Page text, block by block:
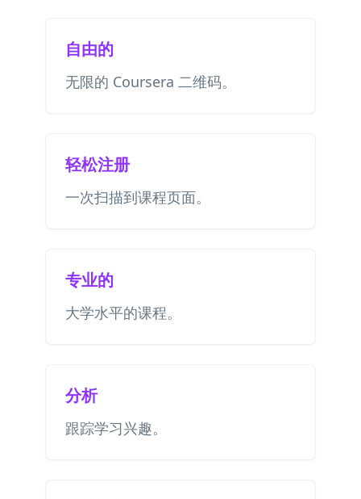
自由的
无限的 Coursera 二维码。
轻松注册
一次扫描到课程页面。
专业的
大学水平的课程。
分析
跟踪学习兴趣。